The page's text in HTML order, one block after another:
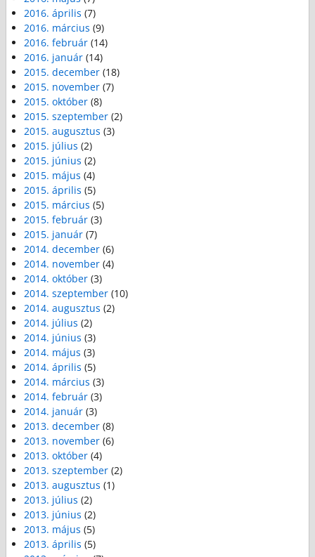
2016. április (7)
2016. március (9)
2016. február (14)
2016. január (14)
2015. december (18)
2015. november (7)
2015. október (8)
2015. szeptember (2)
2015. augusztus (3)
2015. július (2)
2015. június (2)
2015. május (4)
2015. április (5)
2015. március (5)
2015. február (3)
2015. január (7)
2014. december (6)
2014. november (4)
2014. október (3)
2014. szeptember (10)
2014. augusztus (2)
2014. július (2)
2014. június (3)
2014. május (3)
2014. április (5)
2014. március (3)
2014. február (3)
2014. január (3)
2013. december (8)
2013. november (6)
2013. október (4)
2013. szeptember (2)
2013. augusztus (1)
2013. július (2)
2013. június (2)
2013. május (5)
2013. április (5)